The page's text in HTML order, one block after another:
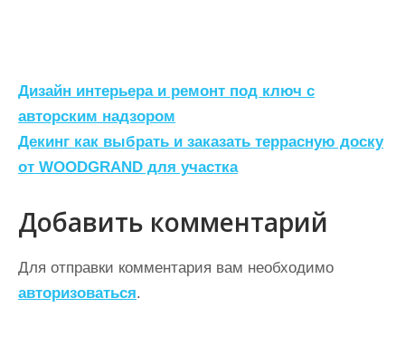
Н
а
в
и
г
а
ц
и
Дизайн интерьера и ремонт под ключ с
авторским надзором
Декинг как выбрать и заказать террасную доску
от WOODGRAND для участка
Добавить комментарий
Для отправки комментария вам необходимо
авторизоваться.